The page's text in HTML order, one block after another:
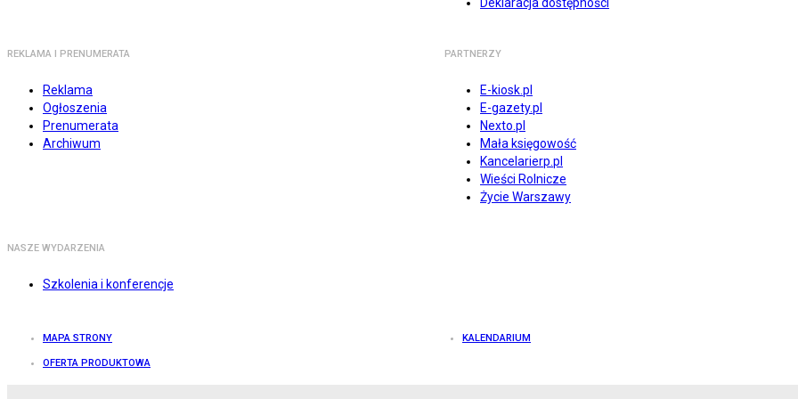
REKLAMA I PRENUMERATA
Reklama
Ogłoszenia
Prenumerata
Archiwum
PARTNERZY
E-kiosk.pl
E-gazety.pl
Nexto.pl
Mała księgowość
Kancelarierp.pl
Wieści Rolnicze
Życie Warszawy
NASZE WYDARZENIA
Szkolenia i konferencje
MAPA STRONY KALENDARIUM
OFERTA PRODUKTOWA